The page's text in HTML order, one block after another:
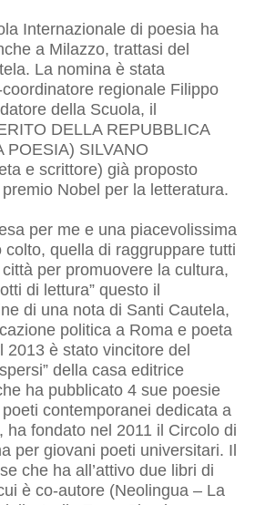
Internazionale di poesia ha
a Milazzo, trattasi del
La nomina è stata
regionale Filippo
della Scuola, il
DELLA REPUBBLICA
POESIA) SILVANO
e scrittore) già proposto
Nobel per la letteratura.
per me e una piacevolissima
quella di raggruppare tutti
per promuovere la cultura,
di lettura” questo il
di una nota di Santi Cautela,
politica a Roma e poeta
2013 è stato vincitore del
della casa editrice
ha pubblicato 4 sue poesie
contemporanei dedicata a
ha fondato nel 2011 il Circolo di
per giovani poeti universitari. Il
che ha all’attivo due libri di
è co-autore (Neolingua – La